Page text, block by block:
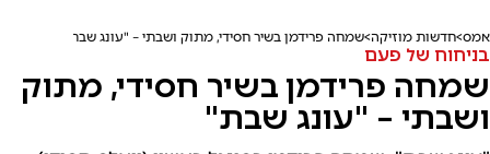
אמס חדשות מוזיקה שמחה פרידמן בשיר חסידי, מתוק ושבתי – "עונג שבת"
בניחוח של פעם
שמחה פרידמן בשיר חסידי, מתוק
ושבתי – "עונג שבת"